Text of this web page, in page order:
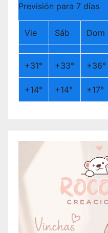
Previsión para 7 días
Vie Sáb Dom
+31° +33° +36°
+14° +14° +17°